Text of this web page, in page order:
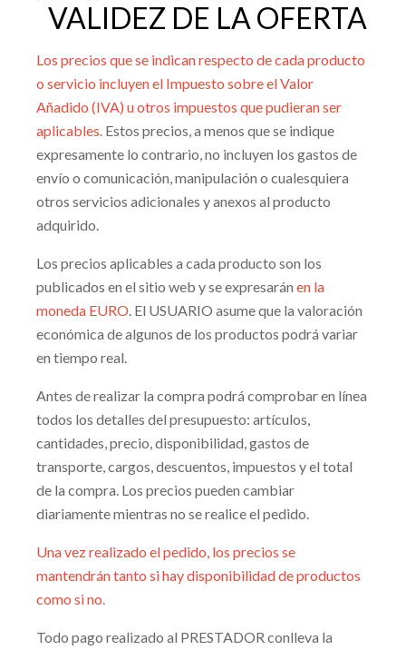
VALIDEZ DE LA OFERTA
Los precios que se indican respecto de cada producto
o servicio incluyen el Impuesto sobre el Valor
Añadido (IVA) u otros impuestos que pudieran ser
aplicables. Estos precios, a menos que se indique
expresamente lo contrario, no incluyen los gastos de
envío o comunicación, manipulación o cualesquiera
otros servicios adicionales y anexos al producto
adquirido.
Los precios aplicables a cada producto son los
publicados en el sitio web y se expresarán en la
moneda EURO . El USUARIO asume que la valoración
económica de algunos de los productos podrá variar
en tiempo real.
Antes de realizar la compra podrá comprobar en línea
todos los detalles del presupuesto: artículos,
cantidades, precio, disponibilidad, gastos de
transporte, cargos, descuentos, impuestos y el total
de la compra. Los precios pueden cambiar
diariamente mientras no se realice el pedido.
Una vez realizado el pedido, los precios se
mantendrán tanto si hay disponibilidad de productos
como si no.
Todo pago realizado al PRESTADOR conlleva la